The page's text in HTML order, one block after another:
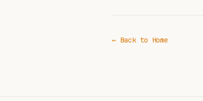
← Back to Home